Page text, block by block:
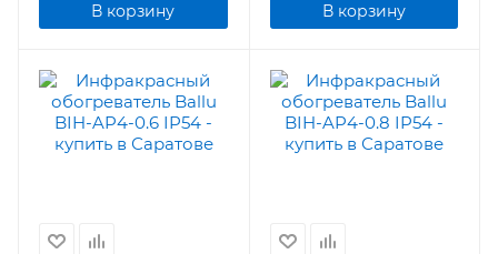
В корзину В корзину